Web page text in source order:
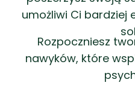
umożliwi Ci bardziej
Rozpoczniesz
nawyków, które